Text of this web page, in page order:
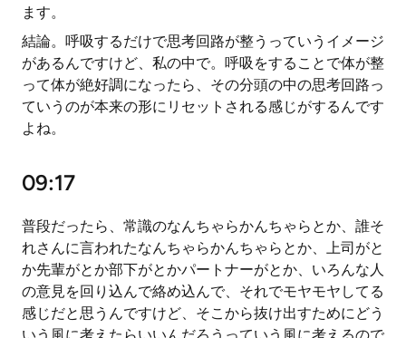
ます。
結論。呼吸するだけで思考回路が整うっていうイメージ
があるんですけど、私の中で。呼吸をすることで体が整
って体が絶好調になったら、その分頭の中の思考回路っ
ていうのが本来の形にリセットされる感じがするんです
よね。
09:17
普段だったら、常識のなんちゃらかんちゃらとか、誰そ
れさんに言われたなんちゃらかんちゃらとか、上司がと
か先輩がとか部下がとかパートナーがとか、いろんな人
の意見を回り込んで絡め込んで、それでモヤモヤしてる
感じだと思うんですけど、そこから抜け出すためにどう